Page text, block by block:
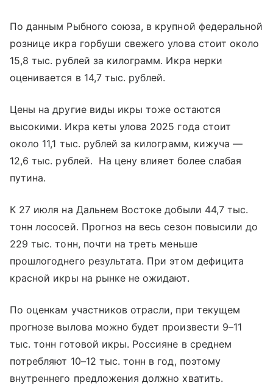
По данным Рыбного союза, в крупной федеральной
рознице икра горбуши свежего улова стоит около
15,8 тыс. рублей за килограмм. Икра нерки
оценивается в 14,7 тыс. рублей.
Цены на другие виды икры тоже остаются
высокими. Икра кеты улова 2025 года стоит
около 11,1 тыс. рублей за килограмм, кижуча —
12,6 тыс. рублей. На цену влияет более слабая
путина.
К 27 июля на Дальнем Востоке добыли 44,7 тыс.
тонн лососей. Прогноз на весь сезон повысили до
229 тыс. тонн, почти на треть меньше
прошлогоднего результата. При этом дефицита
красной икры на рынке не ожидают.
По оценкам участников отрасли, при текущем
прогнозе вылова можно будет произвести 9–11
тыс. тонн готовой икры. Россияне в среднем
потребляют 10–12 тыс. тонн в год, поэтому
внутреннего предложения должно хватить.